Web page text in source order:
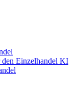
Einzelhandel KI